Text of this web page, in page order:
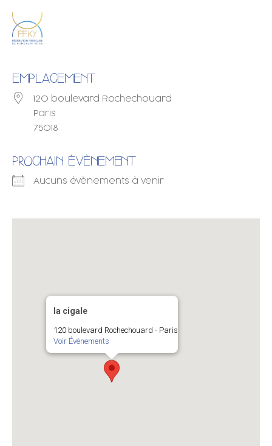
EMPLACEMENT
120 boulevard Rochechouard
Paris
75018
PROCHAIN ÉVÈNEMENT
Aucuns évènements à venir
la cigale
120 boulevard Rochechouard - Paris
Voir Évènements